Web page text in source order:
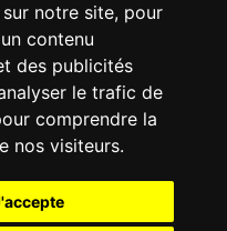
notre site, pour
contenu
des publicités
le trafic de
comprendre la
nos visiteurs.
sur rendez-